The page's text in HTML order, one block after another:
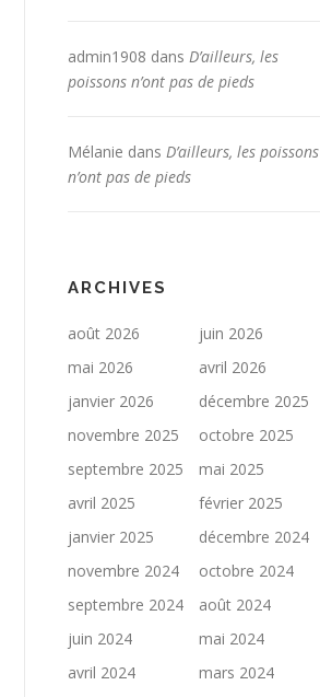
admin1908 dans D’ailleurs, les
poissons n’ont pas de pieds
Mélanie dans D’ailleurs, les poissons
n’ont pas de pieds
ARCHIVES
août 2026
juin 2026
mai 2026
avril 2026
janvier 2026
décembre 2025
novembre 2025
octobre 2025
septembre 2025
mai 2025
avril 2025
février 2025
janvier 2025
décembre 2024
novembre 2024
octobre 2024
septembre 2024
août 2024
juin 2024
mai 2024
avril 2024
mars 2024